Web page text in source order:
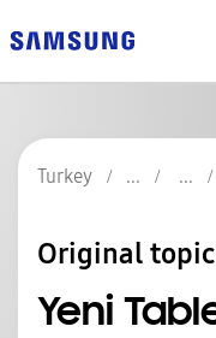
Turkey
Original
Yeni